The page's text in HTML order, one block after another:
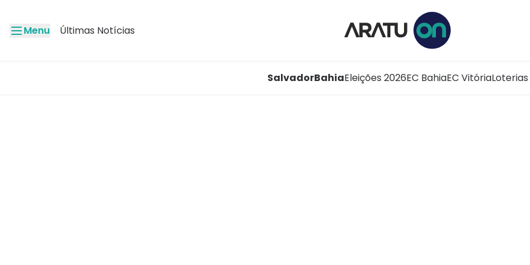
Menu Últimas Notícias
SalvadorBahiaEleições 2026EC BahiaEC VitóriaLoterias